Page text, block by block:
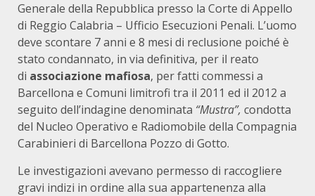
Generale della Repubblica presso la Corte di Appello
di Reggio Calabria – Ufficio Esecuzioni Penali. L’uomo
deve scontare 7 anni e 8 mesi di reclusione poiché è
stato condannato, in via definitiva, per il reato
di associazione mafiosa, per fatti commessi a
Barcellona e Comuni limitrofi tra il 2011 ed il 2012 a
seguito dell’indagine denominata “Mustra”, condotta
del Nucleo Operativo e Radiomobile della Compagnia
Carabinieri di Barcellona Pozzo di Gotto.
Le investigazioni avevano permesso di raccogliere
gravi indizi in ordine alla sua appartenenza alla